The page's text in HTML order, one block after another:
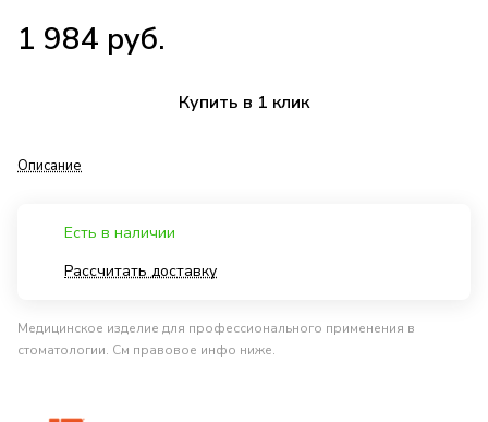
1 984 руб.
Купить в 1 клик
Описание
Есть в наличии
Рассчитать доставку
Медицинское изделие для профессионального применения в
стоматологии. См правовое инфо ниже.